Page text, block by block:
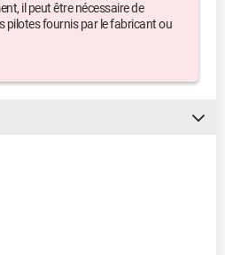
il peut être nécessaire de
pilotes fournis par le fabricant ou